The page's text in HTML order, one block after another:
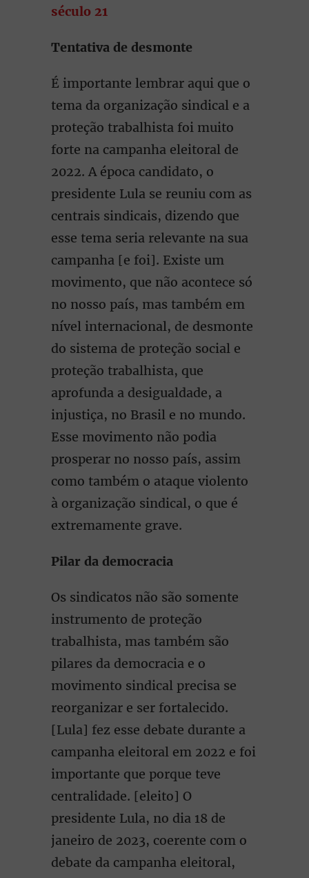
século 21
Tentativa de desmonte
É importante lembrar aqui que o
tema da organização sindical e a
proteção trabalhista foi muito
forte na campanha eleitoral de
2022. A época candidato, o
presidente Lula se reuniu com as
centrais sindicais, dizendo que
esse tema seria relevante na sua
campanha [e foi]. Existe um
movimento, que não acontece só
no nosso país, mas também em
nível internacional, de desmonte
do sistema de proteção social e
proteção trabalhista, que
aprofunda a desigualdade, a
injustiça, no Brasil e no mundo.
Esse movimento não podia
prosperar no nosso país, assim
como também o ataque violento
à organização sindical, o que é
extremamente grave.
Pilar da democracia
Os sindicatos não são somente
instrumento de proteção
trabalhista, mas também são
pilares da democracia e o
movimento sindical precisa se
reorganizar e ser fortalecido.
[Lula] fez esse debate durante a
campanha eleitoral em 2022 e foi
importante que porque teve
centralidade. [eleito] O
presidente Lula, no dia 18 de
janeiro de 2023, coerente com o
debate da campanha eleitoral,